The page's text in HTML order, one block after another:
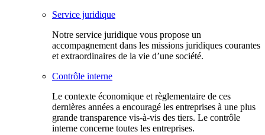
Service juridique
Notre service juridique vous propose un
accompagnement dans les missions juridiques courantes
et extraordinaires de la vie d’une société.
Contrôle interne
Le contexte économique et règlementaire de ces
dernières années a encouragé les entreprises à une plus
grande transparence vis-à-vis des tiers. Le contrôle
interne concerne toutes les entreprises.